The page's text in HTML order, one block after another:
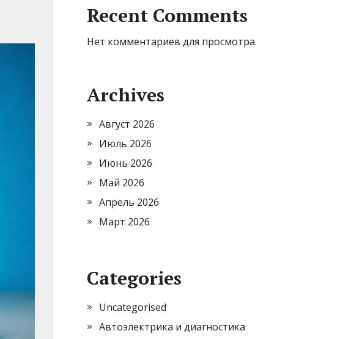
Recent Comments
Нет комментариев для просмотра.
Archives
Август 2026
Июль 2026
Июнь 2026
Май 2026
Апрель 2026
Март 2026
Categories
Uncategorised
Автоэлектрика и диагностика